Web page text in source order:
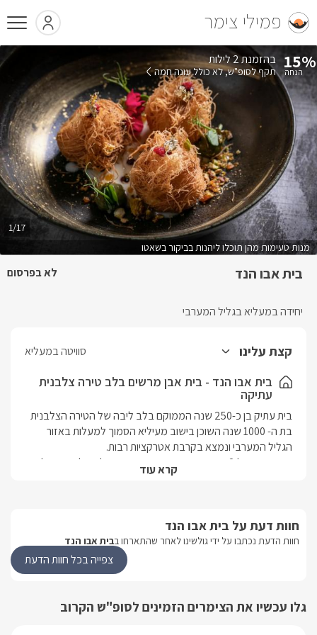
פמילי צימר
בית אבו הנד
יחידה במעליא בגליל המערבי
לא בפרסום
מנות טעימות מהן תוכלו ליהנות בביקור בשאטו
1/17
15% בהזמנת 2 לילות
תקף לסופ"ש לא כולל עונה חמה
קצת עלינו סוויטה במעליא
בית אבו הנד - בית אבן מרשים בלב טירה צלבנית
עתיקה
מבט פנים
בקומת הכניסה תוכלו למצוא מיטה זוגית מרווחת ונעימה פינת
ישיבה עם זוג כורסאות מפנקות, מסך LCD עם פינת קפה ובה
קרא עוד
חוות דעת על בית אבו הנד
חוות הדעת נכתבו על ידי גולשינו לאחר שהתארחו בבית אבו הנד
צפייה בכל חוות הדעת
גלו עכשיו את הצימרים הזמינים לסופ"ש הקרוב